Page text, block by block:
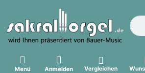
Menü Anmelden Vergleichen